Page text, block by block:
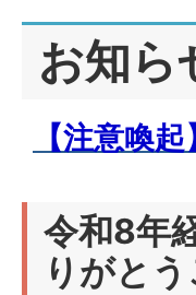
お知ら
【注意喚
令和8年
りがと